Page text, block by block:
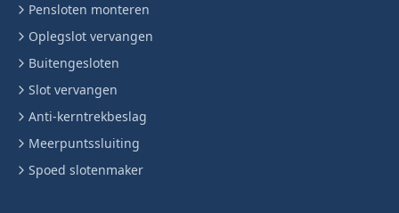
Pensloten monteren
Oplegslot vervangen
Buitengesloten
Slot vervangen
Anti-kerntrekbeslag
Meerpuntssluiting
Spoed slotenmaker